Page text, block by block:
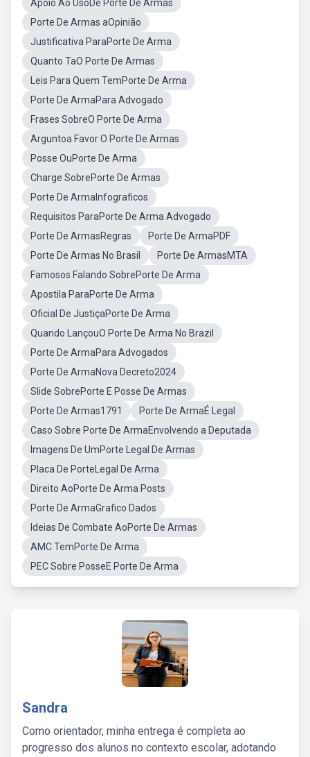
Apoio Ao UsoDe Porte De Armas
Porte De Armas aOpinião
Justificativa ParaPorte De Arma
Quanto TaO Porte De Armas
Leis Para Quem TemPorte De Arma
Porte De ArmaPara Advogado
Frases SobreO Porte De Arma
Arguntoa Favor O Porte De Armas
Posse OuPorte De Arma
Charge SobrePorte De Armas
Porte De ArmaInfograficos
Requisitos ParaPorte De Arma Advogado
Porte De ArmasRegras
Porte De ArmaPDF
Porte De Armas No Brasil
Porte De ArmasMTA
Famosos Falando SobrePorte De Arma
Apostila ParaPorte De Arma
Oficial De JustiçaPorte De Arma
Quando LançouO Porte De Arma No Brazil
Porte De ArmaPara Advogados
Porte De ArmaNova Decreto2024
Slide SobrePorte E Posse De Armas
Porte De Armas1791
Porte De ArmaÉ Legal
Caso Sobre Porte De ArmaEnvolvendo a Deputada
Imagens De UmPorte Legal De Armas
Placa De PorteLegal De Arma
Direito AoPorte De Arma Posts
Porte De ArmaGrafico Dados
Ideias De Combate AoPorte De Armas
AMC TemPorte De Arma
PEC Sobre PosseE Porte De Arma
Sandra
Como orientador, minha entrega é completa ao
progresso dos alunos no contexto escolar, adotando